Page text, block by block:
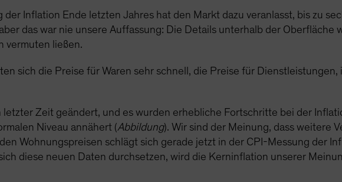
der Inflation Ende letzten Jahres hat den Markt dazu veranlasst, bis zu
das war nie unsere Auffassung: Die Details unterhalb der Oberfläche
vermuten ließen.
sich die Preise für Waren sehr schnell, die Preise für
letzter Zeit geändert, und es wurden erhebliche Fortschritte bei der
Niveau annähert (Abbildung). Wir sind der Meinung, dass weitere
Wohnungspreisen schlägt sich gerade jetzt in der CPI-Messung der
diese neuen Daten durchsetzen, wird die Kerninflation unserer